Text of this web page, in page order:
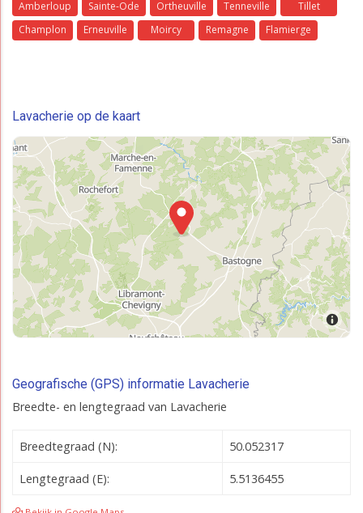
Amberloup Sainte-Ode Ortheuville Tenneville
Tillet
Champlon
Erneuville Moircy Remagne Flamierge
Lavacherie op de kaart
Geografische (GPS) informatie Lavacherie
Breedte- en lengtegraad van Lavacherie
Breedtegraad (N): 50.052317
Lengtegraad (E): 5.5136455